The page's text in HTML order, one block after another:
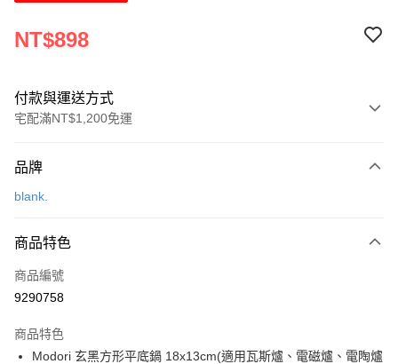
NT$898
付款與運送方式
宅配滿NT$1,200免運
信用卡一次付款
Apple Pay
街口支付
Google Pay
品牌
blank.
商品特色
商品編號
9290758
商品特色
Modori 玄黑方形平底鍋 18x13cm(適用瓦斯爐、電磁爐、電陶爐